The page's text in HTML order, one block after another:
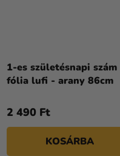
1-es születésnapi szám
fólia lufi - arany 86cm
2 490 Ft
KOSÁRBA